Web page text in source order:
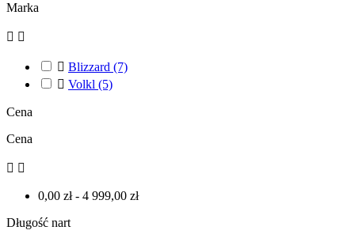
Marka
 
 Blizzard (7)
 Volkl (5)
Cena
Cena
 
0,00 zł - 4 999,00 zł
Długość nart